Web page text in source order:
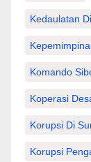
Kedaulatan
Komando
Koperasi
Korupsi Di
Korupsi